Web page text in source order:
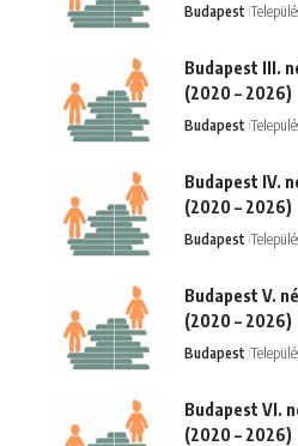
Budapest
Budapest III.
(2020 – 2026)
Budapest
Budapest IV.
(2020 – 2026)
Budapest
Budapest V.
(2020 – 2026)
Budapest
Budapest VI.
(2020 – 2026)